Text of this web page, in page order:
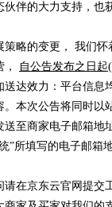
伙伴的大力支持，也
策略的变更， 我们
，
自公告发布之日
送达效力：平台信息
。本次公告将同时以
送至商家电子邮箱地
”所填写的电子邮箱
在京东云官网提交
/次
分(4)